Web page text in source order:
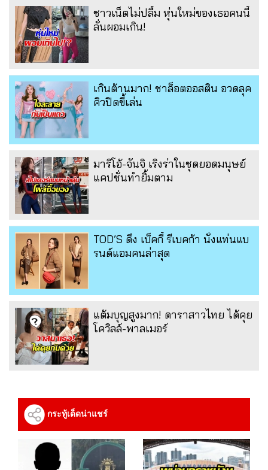
ชาวเน็ตไม่ปลื้ม หุ่นใหม่ของเธอคนนี้
ลั่นผอมเกิน!
เกินต้านมาก! ชาล็อตออสติน อวดลุค
คิวปิดขี้เล่น
มาริโอ้-จันจิ เริงร่าในชุดยอดมนุษย์
แคปชั่นทำยิ้มตาม
TOD’S ดึง เบ็คกี้ รีเบคก้า นั่งแท่นแบ
รนด์แอมคนล่าสุด
แต้มบุญสูงมาก! ดาราสาวไทย ได้คุย
โควิลล์-พาลเมอร์
กระทู้เด็ดน่าแชร์